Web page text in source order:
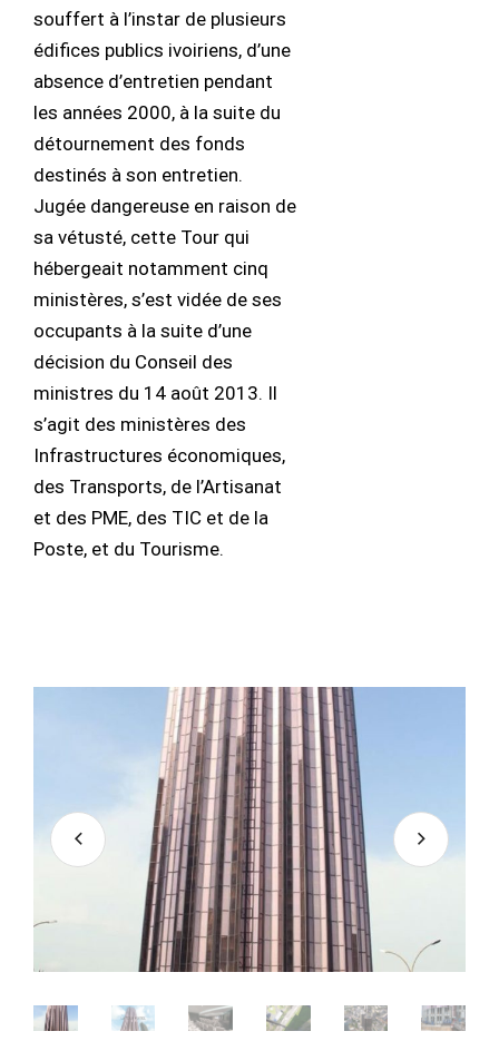
souffert à l’instar de plusieurs
édifices publics ivoiriens, d’une
absence d’entretien pendant
les années 2000, à la suite du
détournement des fonds
destinés à son entretien.
Jugée dangereuse en raison de
sa vétusté, cette Tour qui
hébergeait notamment cinq
ministères, s’est vidée de ses
occupants à la suite d’une
décision du Conseil des
ministres du 14 août 2013. Il
s’agit des ministères des
Infrastructures économiques,
des Transports, de l’Artisanat
et des PME, des TIC et de la
Poste, et du Tourisme.